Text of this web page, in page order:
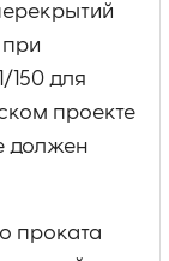
150 для
проекте
должен
проката